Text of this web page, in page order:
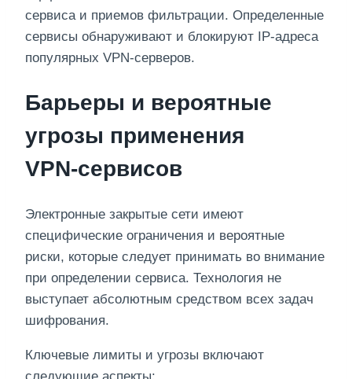
сервиса и приемов фильтрации. Определенные
сервисы обнаруживают и блокируют IP-адреса
популярных VPN-серверов.
Барьеры и вероятные
угрозы применения
VPN‑сервисов
Электронные закрытые сети имеют
специфические ограничения и вероятные
риски, которые следует принимать во внимание
при определении сервиса. Технология не
выступает абсолютным средством всех задач
шифрования.
Ключевые лимиты и угрозы включают